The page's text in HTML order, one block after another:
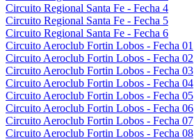
Circuito Regional Santa Fe - Fecha 4
Circuito Regional Santa Fe - Fecha 5
Circuito Regional Santa Fe - Fecha 6
Circuito Aeroclub Fortin Lobos - Fecha 01
Circuito Aeroclub Fortin Lobos - Fecha 02
Circuito Aeroclub Fortin Lobos - Fecha 03
Circuito Aeroclub Fortin Lobos - Fecha 04
Circuito Aeroclub Fortin Lobos - Fecha 05
Circuito Aeroclub Fortin Lobos - Fecha 06
Circuito Aeroclub Fortin Lobos - Fecha 07
Circuito Aeroclub Fortin Lobos - Fecha 08